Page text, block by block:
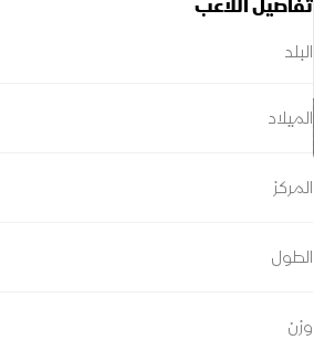
البلد
الميلاد
المركز
الطول
وزن